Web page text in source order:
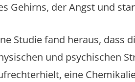
Gehirns, der Angst und
Studie fand heraus, dass
und psychischen
eine